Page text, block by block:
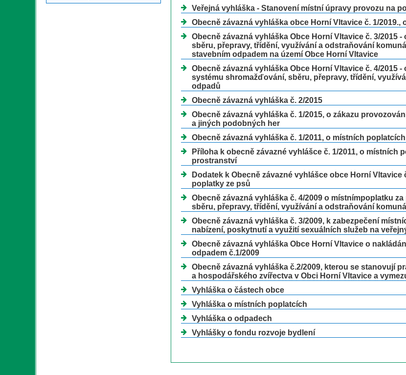
Veřejná vyhláška - Stanovení místní úpravy provozu na
Obecně závazná vyhláška obce Horní Vltavice č. 1/2019.,
Obecně závazná vyhláška Obce Horní Vltavice č. 3/2015
sběru, přepravy, třídění, využívání a odstraňování
stavebním odpadem na území Obce Horní Vltavice
Obecně závazná vyhláška Obce Horní Vltavice č. 4/2015
systému shromažďování, sběru, přepravy, třídění,
odpadů
Obecně závazná vyhláška č. 2/2015
Obecně závazná vyhláška č. 1/2015, o zákazu
a jiných podobných her
Obecně závazná vyhláška č. 1/2011, o místních poplatcích
Příloha k obecně závazné vyhlášce č. 1/2011, o místních
prostranství
Dodatek k Obecně závazné vyhlášce obce Horní
poplatky ze psů
Obecně závazná vyhláška č. 4/2009 o místnímpoplatku
sběru, přepravy, třídění, využívání a odstraňování
Obecně závazná vyhláška č. 3/2009, k zabezpečení
nabízení, poskytnutí a využití sexuálních služeb na
Obecně závazná vyhláška Obce Horní Vltavice o
odpadem č.1/2009
Obecně závazná vyhláška č.2/2009, kterou se stanovují
a hospodářského zvířectva v Obci Horní Vltavice a
Vyhláška o částech obce
Vyhláška o místních poplatcích
Vyhláška o odpadech
Vyhlášky o fondu rozvoje bydlení